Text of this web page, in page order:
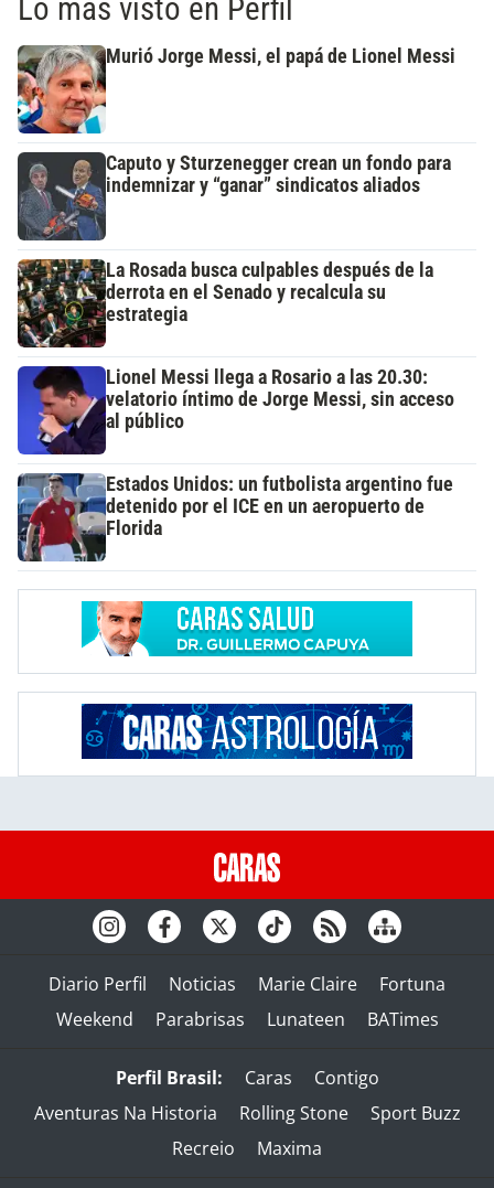
Lo más visto en Perfil
Murió Jorge Messi, el papá de Lionel Messi
Caputo y Sturzenegger crean un fondo para
indemnizar y “ganar” sindicatos aliados
La Rosada busca culpables después de la
derrota en el Senado y recalcula su
estrategia
Lionel Messi llega a Rosario a las 20.30:
velatorio íntimo de Jorge Messi, sin acceso
al público
Estados Unidos: un futbolista argentino fue
detenido por el ICE en un aeropuerto de
Florida
Diario Perfil Noticias Marie Claire
Fortuna
Weekend
Parabrisas Lunateen BATimes
Perfil Brasil: Caras
Contigo
Aventuras Na Historia
Rolling Stone
Sport Buzz
Recreio
Maxima